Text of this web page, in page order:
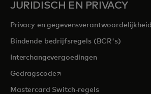
JURIDISCH EN PRIVACY
Privacy en gegevensverantwoordelijkheid
Bindende bedrijfsregels (BCR's)
Interchangevergoedingen
Gedragscodeopens in a new tab
Mastercard Switch-regels